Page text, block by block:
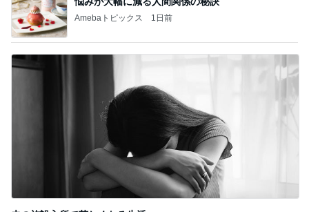
若乃花 朝から作ったおじさんハート
キツくなってきたスカートのウエスト
Amebaトピックス 20時間前